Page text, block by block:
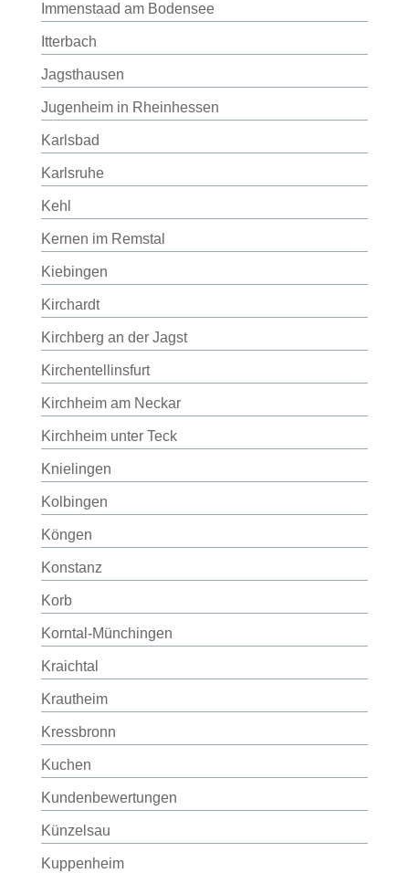
Immenstaad am Bodensee
Itterbach
Jagsthausen
Jugenheim in Rheinhessen
Karlsbad
Karlsruhe
Kehl
Kernen im Remstal
Kiebingen
Kirchardt
Kirchberg an der Jagst
Kirchentellinsfurt
Kirchheim am Neckar
Kirchheim unter Teck
Knielingen
Kolbingen
Köngen
Konstanz
Korb
Korntal-Münchingen
Kraichtal
Krautheim
Kressbronn
Kuchen
Kundenbewertungen
Künzelsau
Kuppenheim